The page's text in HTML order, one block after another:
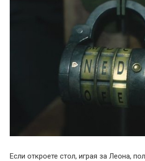
Если откроете стол, играя за Леона,